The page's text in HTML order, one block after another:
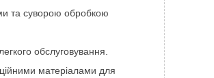
та суворою обробкою
обслуговування.
матеріалами для